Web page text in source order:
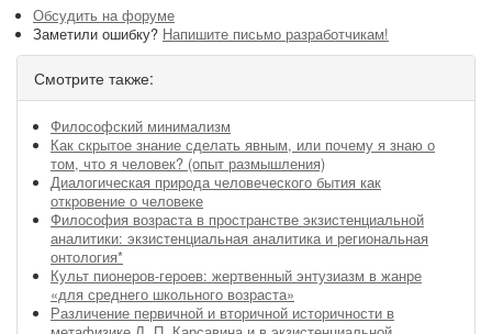
Обсудить на форуме
Заметили ошибку? Напишите письмо разработчикам!
Смотрите также:
Философский минимализм
Как скрытое знание сделать явным, или почему я знаю о
том, что я человек? (опыт размышления)
Диалогическая природа человеческого бытия как
откровение о человеке
Философия возраста в пространстве экзистенциальной
аналитики: экзистенциальная аналитика и региональная
онтология*
Культ пионеров-героев: жертвенный энтузиазм в жанре
«для среднего школьного возраста»
Различение первичной и вторичной историчности в